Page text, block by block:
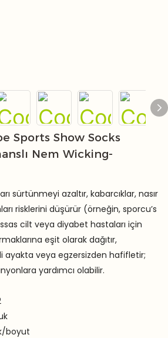
Sports Show Socks
Nem Wicking-
sürtünmeyi azaltır, kabarcıklar, nasır
risklerini düşürür (örneğin, sporcu’s
cilt veya diyabet hastaları için
eşit olarak dağıtır,
ayakta veya egzersizden hafifletir;
yardımcı olabilir.
boyut